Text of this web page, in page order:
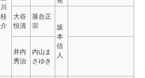
川
桂
介
大谷
恒清
落合正
宗
坂
本
信
人
井内
秀治
内山ま
さゆき